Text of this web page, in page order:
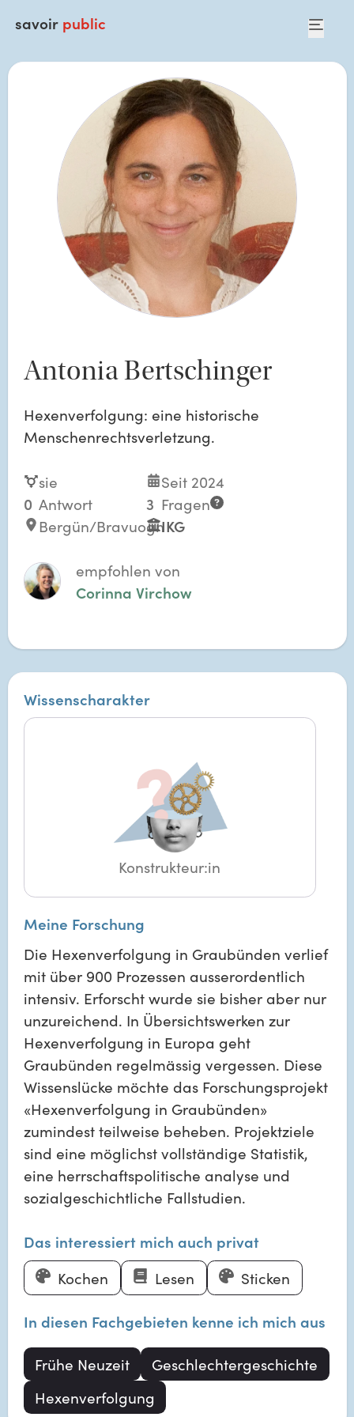
savoir public
Antonia Bertschinger
Hexenverfolgung: eine historische
Menschenrechtsverletzung.
sie
Seit 2024
0 Antwort 3 Fragen
Bergün/BravuognIKG
empfohlen von
Corinna Virchow
Wissenscharakter
Konstrukteur:in
Meine Forschung
Die Hexenverfolgung in Graubünden verlief
mit über 900 Prozessen ausserordentlich
intensiv. Erforscht wurde sie bisher aber nur
unzureichend. In Übersichtswerken zur
Hexenverfolgung in Europa geht
Graubünden regelmässig vergessen. Diese
Wissenslücke möchte das Forschungsprojekt
«Hexenverfolgung in Graubünden»
zumindest teilweise beheben. Projektziele
sind eine möglichst vollständige Statistik,
eine herrschaftspolitische analyse und
sozialgeschichtliche Fallstudien.
Das interessiert mich auch privat
Kochen
Lesen Sticken
In diesen Fachgebieten kenne ich mich aus
Frühe Neuzeit
Geschlechtergeschichte
Hexenverfolgung